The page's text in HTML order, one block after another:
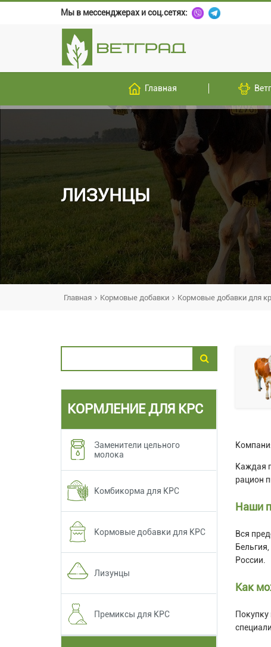
Мы в мессенджерах и соц.сетях:
Главная
ЛИЗУНЦЫ
Главная Кормовые добавки Кормовые добавки для
Каждая
рацион
Наши
Вся
России.
Как
КОРМЛЕНИЕ ДЛЯ КРС
Заменители цельного
молока
Комбикорма для КРС
Кормовые добавки для КРС
Лизунцы
Премиксы для КРС